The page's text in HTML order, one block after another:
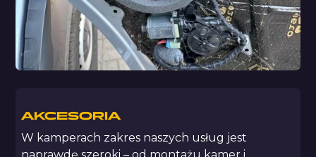
AKCESORIA
W kamperach zakres naszych usług jest